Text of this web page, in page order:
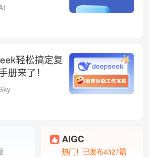
轻松搞定复
册来了！
AIGC
热门！已发布4327篇